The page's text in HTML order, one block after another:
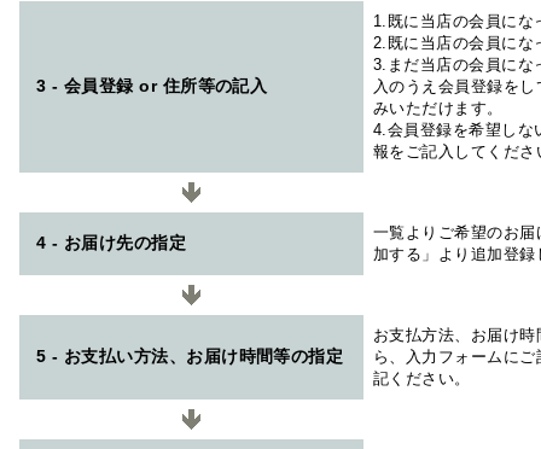
3 - 会員登録 or 住所等の記入
1.既に当店の会員にな
2.既に当店の会員にな
3.まだ当店の会員にな
入のうえ会員登録を
みいただけます。
4.会員登録を希望しな
報をご記入してくださ
4 - お届け先の指定
一覧よりご希望のお
加する」より追加登
5 - お支払い方法、お届け時間等の指定
お支払方法、お届け
ら、入力フォームに
記ください。